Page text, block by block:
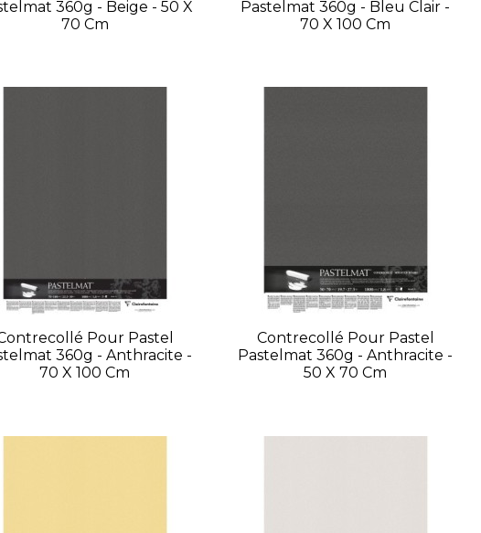
360g - Beige - 50 X
70 Cm
Pastelmat 360g - Bleu Clair -
70 X 100 Cm
Pour Pastel
360g - Anthracite -
70 X 100 Cm
Contrecollé Pour Pastel
Pastelmat 360g - Anthracite -
50 X 70 Cm